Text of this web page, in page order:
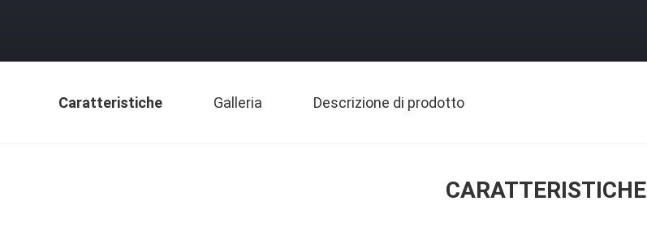
Caratteristiche Galleria Descrizione di prodotto
CARATTERISTICHE